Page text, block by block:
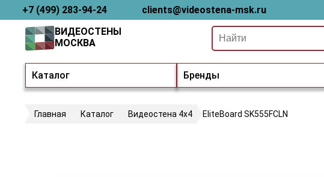
+7 (499) 283-94-24 clients@videostena-msk.ru
Каталог Бренды
ВИДЕОСТЕНЫ
МОСКВА
Главная Каталог Видеостена 4х4 EliteBoard SK555FCLN